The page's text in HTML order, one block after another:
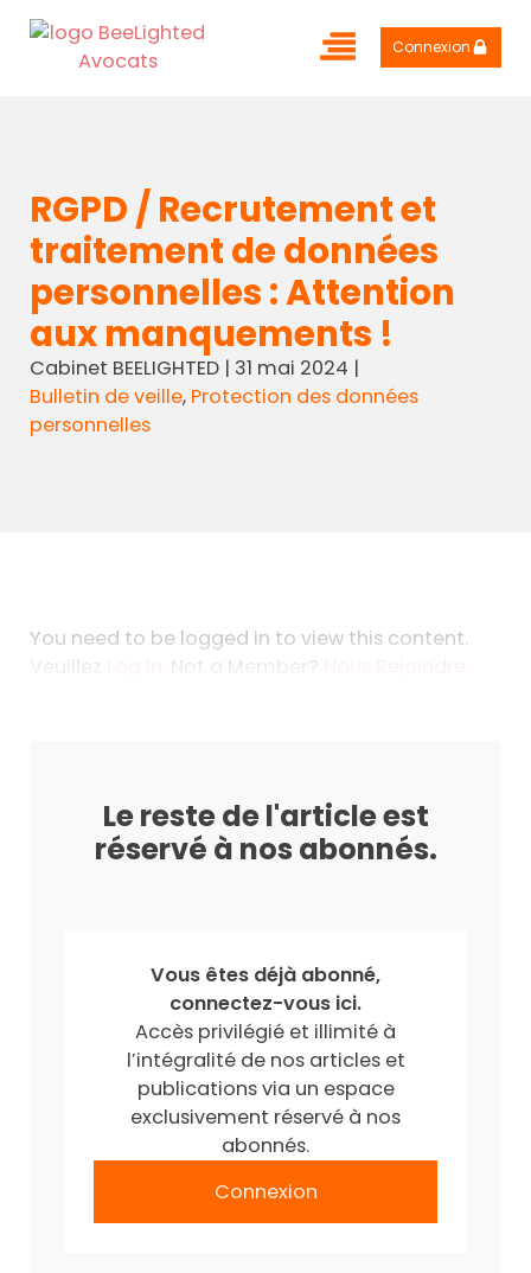
Connexion
RGPD / Recrutement et
traitement de données
personnelles : Attention
aux manquements !
Cabinet BEELIGHTED| 31 mai 2024 |
Bulletin de veille, Protection des données
personnelles
You need to be logged in to view this content.
Veuillez
. Not a Member?
Le reste de l'article est
réservé à nos abonnés.
Vous êtes déjà abonné,
connectez-vous ici.
Accès privilégié et illimité à
l’intégralité de nos articles et
publications via un espace
exclusivement réservé à nos
abonnés.
Connexion